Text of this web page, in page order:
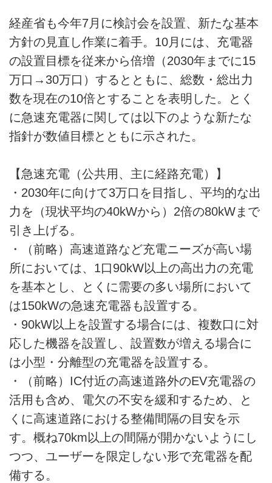
経産省も今年7月に検討会を設置、新たな基本
方針の見直し作業に着手。10月には、充電器
の設置目標を従来から倍増（2030年までに15
万口→30万口）するとともに、総数・総出力
数を現在の10倍とすることを表明した。とく
に急速充電器に関しては以下のような新たな
指針が数値目標とともに示された。
【急速充電（公共用、主に経路充電）】
・2030年に向けて3万口を目指し、平均的な出
力を（現状平均の40kWから）2倍の80kWまで
引き上げる。
・（前略）高速道路など充電ニーズが高い場
所においては、1口90kW以上の高出力の充電
を基本とし、とくに需要の多い場所において
は150kWの急速充電器も設置する。
・90kW以上を設置する場合には、複数口に対
応した機器を設置し、設置数が増える場合に
は小型・分離型の充電器を設置する。
・（前略）IC付近の高速道路外のEV充電器の
活用も含め、電欠の不安を緩和するため、と
くに高速道路における整備間隔の目安を示
す。概ね70km以上の間隔が開かないようにし
つつ、ユーザーを限定しない形で充電器を配
備する。